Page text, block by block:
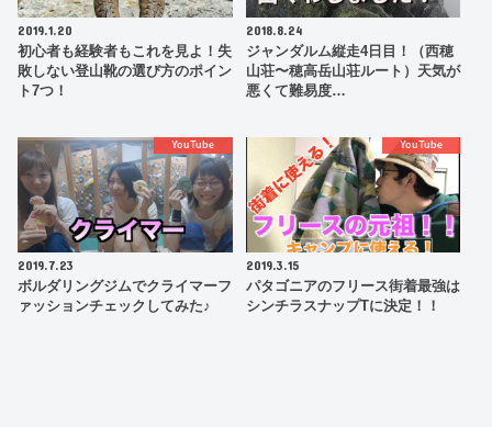
2019.1.20
初心者も経験者もこれを見よ！失
敗しない登山靴の選び方のポイン
ト7つ！
2018.8.24
ジャンダルム縦走4日目！（西穂
山荘〜穂高岳山荘ルート）天気が
悪くて難易度…
YouTube
2019.7.23
ボルダリングジムでクライマーフ
ァッションチェックしてみた♪
YouTube
2019.3.15
パタゴニアのフリース街着最強は
シンチラスナップTに決定！！